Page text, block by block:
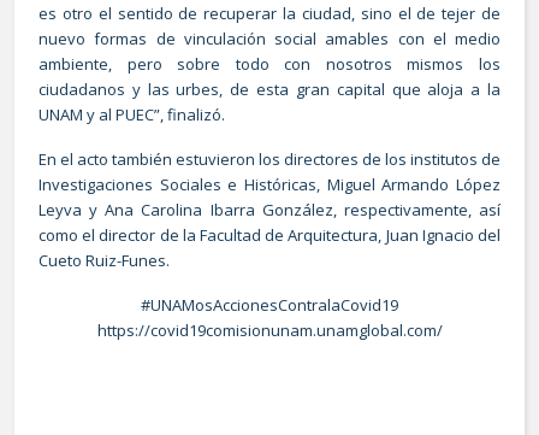
es otro el sentido de recuperar la ciudad, sino el de tejer de
nuevo formas de vinculación social amables con el medio
ambiente, pero sobre todo con nosotros mismos los
ciudadanos y las urbes, de esta gran capital que aloja a la
UNAM y al PUEC”, finalizó.
En el acto también estuvieron los directores de los institutos de
Investigaciones Sociales e Históricas, Miguel Armando López
Leyva y Ana Carolina Ibarra González, respectivamente, así
como el director de la Facultad de Arquitectura, Juan Ignacio del
Cueto Ruiz-Funes.
#UNAMosAccionesContralaCovid19
https://covid19comisionunam.unamglobal.com/